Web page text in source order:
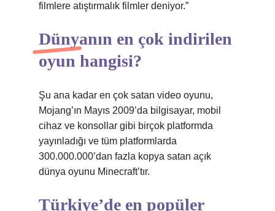
filmlere atıştırmalık filmler deniyor.”
Dünyanın en çok indirilen
oyun hangisi?
Şu ana kadar en çok satan video oyunu,
Mojang’ın Mayıs 2009’da bilgisayar, mobil
cihaz ve konsollar gibi birçok platformda
yayınladığı ve tüm platformlarda
300.000.000’dan fazla kopya satan açık
dünya oyunu Minecraft’tır.
Türkiye’de en popüler